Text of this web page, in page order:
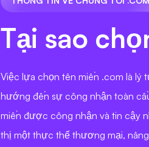
Tại sao
Việc lựa chọn tên miền .com là lý
hướng đến sự công nhận toàn
miền được công nhận và tin cậy
thị một thực thể thương mại,